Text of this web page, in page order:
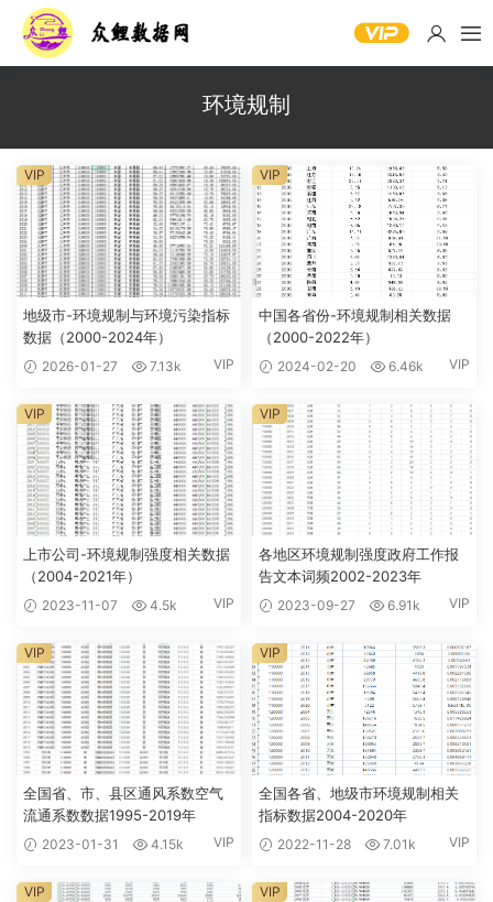
环境规制
地级市-环境规制与环境污染指标
数据（2000-2024年）
2026-01-27 7.13k VIP
VIP
中国各省份-环境规制相关数据
（2000-2022年）
2024-02-20 6.46k VIP
VIP
上市公司-环境规制强度相关数据
（2004-2021年）
2023-11-07 4.5k VIP
VIP
各地区环境规制强度政府工作报
告文本词频2002-2023年
2023-09-27 6.91k VIP
VIP
全国省、市、县区通风系数空气
流通系数数据1995-2019年
2023-01-31 4.15k VIP
VIP
全国各省、地级市环境规制相关
指标数据2004-2020年
2022-11-28 7.01k VIP
VIP
VIP VIP